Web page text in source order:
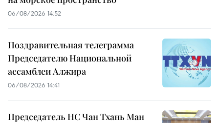
06/08/2026 14:52
Поздравительная телеграмма
Председателю Национальной
ассамблеи Алжира
06/08/2026 14:41
Председатель НС Чан Тхань Ман